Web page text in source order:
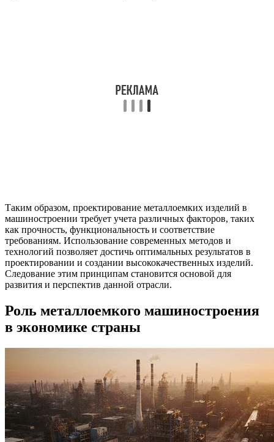
Таким образом, проектирование металлоемких изделий в
машиностроении требует учета различных факторов, таких
как прочность, функциональность и соответствие
требованиям. Использование современных методов и
технологий позволяет достичь оптимальных результатов в
проектировании и создании высококачественных изделий.
Следование этим принципам становится основой для
развития и перспектив данной отрасли.
Роль металлоемкого машиностроения
в экономике страны